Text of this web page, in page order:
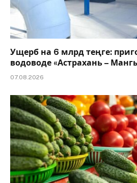
Ущерб на 6 млрд теңге:
водоводе «Астрахань –
07.08.2026